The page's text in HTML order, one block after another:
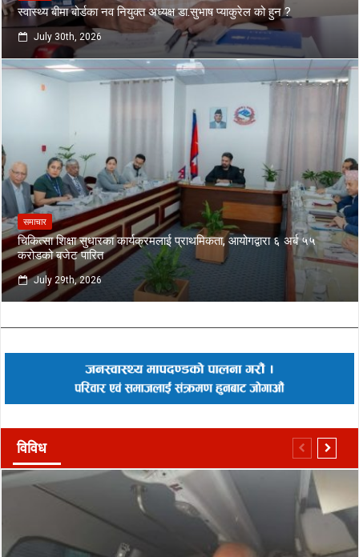
स्वास्थ्य बीमा बोर्डका नव नियुक्त अध्यक्ष डा.सुभाष प्याकुरेल को हुन ?
July 30th, 2026
समाचार
चिकित्सा शिक्षा सुधारका कार्यक्रमलाई प्राथमिकता, आयोगद्वारा ६ अर्ब ५५
करोडको बजेट पारित
July 29th, 2026
विविध